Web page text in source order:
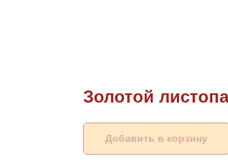
Золотой
Добавить в корзину